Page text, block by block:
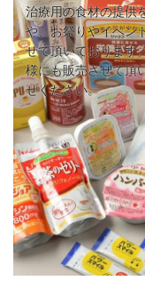
治療用の食材の提供
や、お祭りやイベン
せて頂いております
様にも販売させて頂
せください。